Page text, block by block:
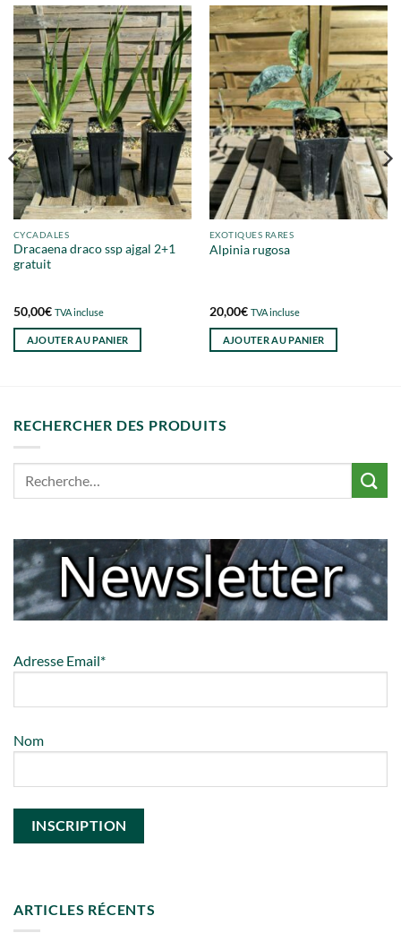
CYCADALES
Dracaena draco ssp ajgal 2+1
gratuit
50,00€ TVA incluse
AJOUTER AU PANIER
EXOTIQUES RARES
Alpinia rugosa
20,00€ TVA incluse
AJOUTER AU PANIER
RECHERCHER DES PRODUITS
Adresse Email*
Nom
ARTICLES RÉCENTS